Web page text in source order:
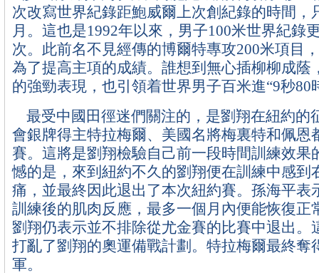
次改寫世界紀錄距鮑威爾上次創紀錄的時間，
月。這也是1992年以來，男子100米世界紀錄
次。此前名不見經傳的博爾特專攻200米項目
為了提高主項的成績。誰想到無心插柳柳成蔭
的強勁表現，也引領着世界男子百米進“9秒80
最受中國田徑迷們關注的，是劉翔在紐約的
會銀牌得主特拉梅爾、美國名將梅裏特和佩恩
賽。這將是劉翔檢驗自己前一段時間訓練效果
憾的是，來到紐約不久的劉翔便在訓練中感到
痛，並最終因此退出了本次紐約賽。孫海平表
訓練後的肌肉反應，最多一個月內便能恢復正
劉翔仍表示並不排除從尤金賽的比賽中退出。
打亂了劉翔的奧運備戰計劃。特拉梅爾最終奪
軍。